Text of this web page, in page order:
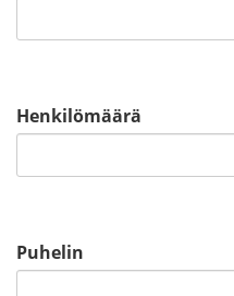
Henkilömäärä
Puhelin